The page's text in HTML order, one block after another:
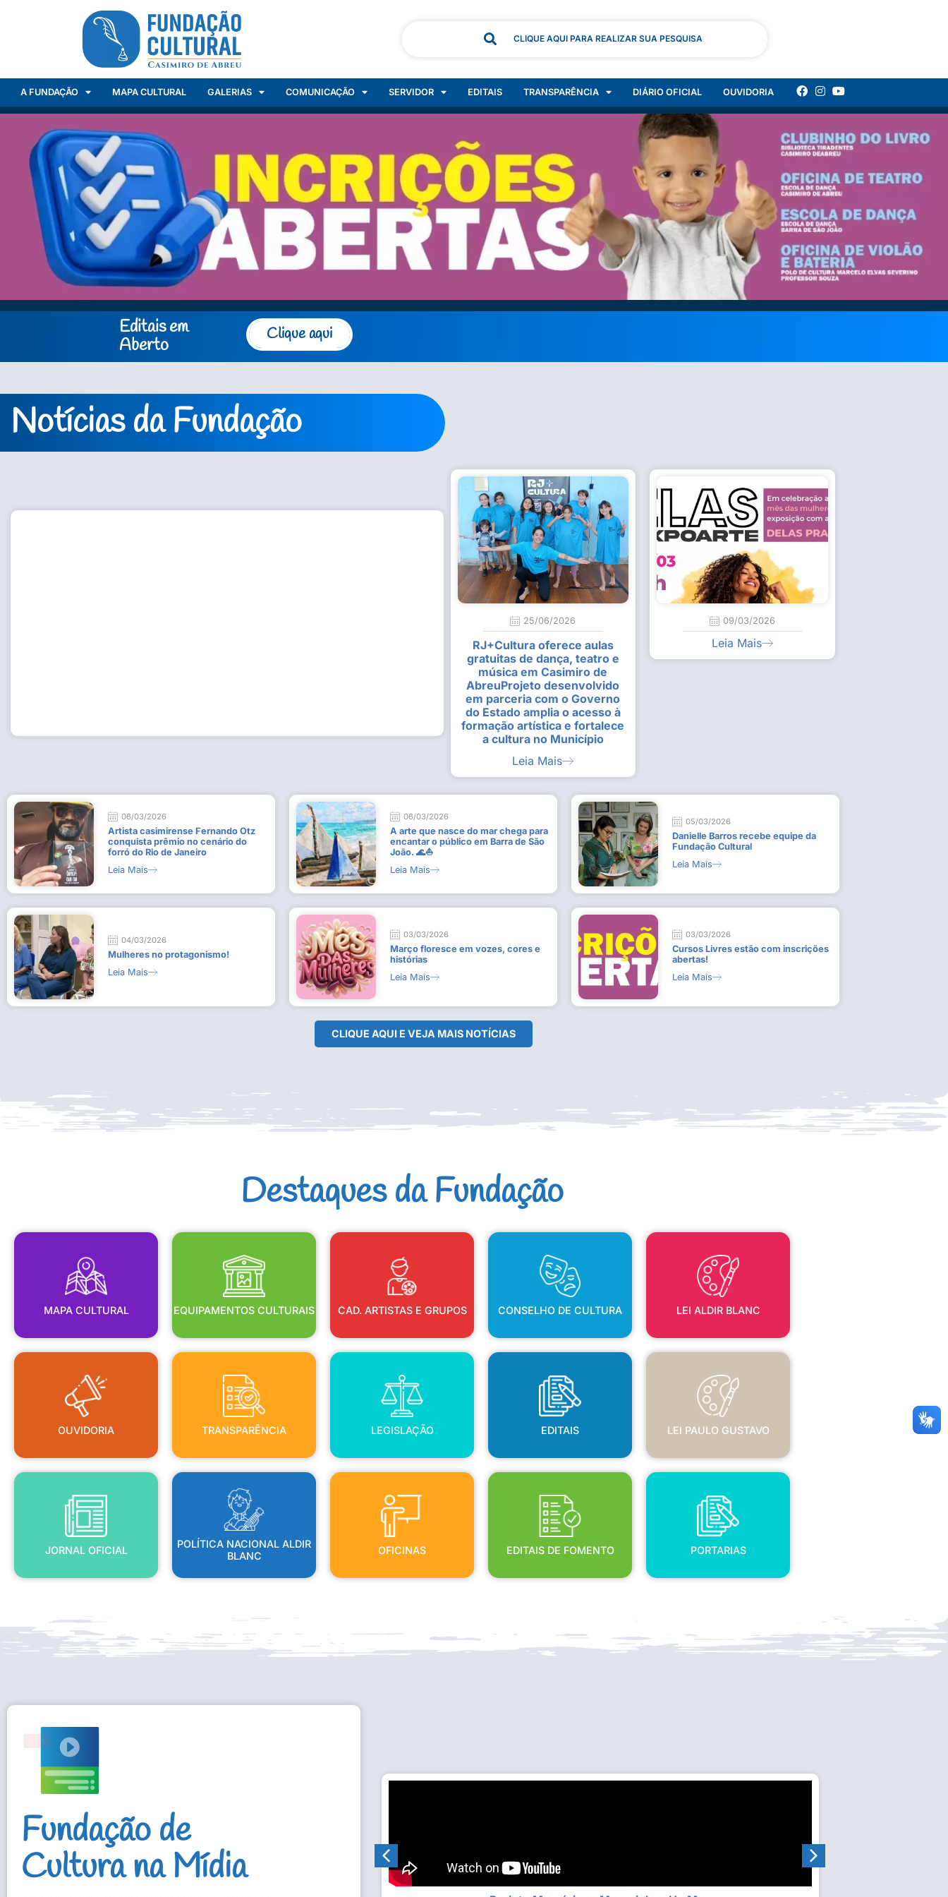
CLIQUE AQUI PARA REALIZAR SUA PESQUISA
A FUNDAÇÃO MAPA CULTURAL GALERIAS COMUNICAÇÃO SERVIDOR EDITAIS TRANSPARÊNCIA DIÁRIO OFICIAL OUVIDORIA
Editais em
Aberto
Clique aqui
Notícias da Fundação
Estudantes vivenciam experiência artística em visita guiada à exposição “Em
Busca do Divino”, em Rio Dourado
9 de julho de 2026
Leia Mais
25/06/2026
RJ+Cultura oferece aulas
gratuitas de dança, teatro e
música em Casimiro de
AbreuProjeto desenvolvido
em parceria com o Governo
do Estado amplia o acesso à
formação artística e fortalece
a cultura no Município
Leia Mais
09/03/2026
Leia Mais
06/03/2026
Artista casimirense Fernando Otz
conquista prêmio no cenário do
forró do Rio de Janeiro
Leia Mais
06/03/2026
A arte que nasce do mar chega para
encantar o público em Barra de São
João. 🌊⛵
Leia Mais
05/03/2026
Danielle Barros recebe equipe da
Fundação Cultural
Leia Mais
04/03/2026
Mulheres no protagonismo!
Leia Mais
03/03/2026
Março floresce em vozes, cores e
histórias
Leia Mais
03/03/2026
Cursos Livres estão com inscrições
abertas!
Leia Mais
CLIQUE AQUI E VEJA MAIS NOTÍCIAS
Destaques da Fundação
MAPA CULTURAL
MAPA CULTURAL
EQUIPAMENTOS CULTURAIS
EQUIPAMENTOS CULTURAIS
CAD. ARTISTAS E GRUPOS
CAD. ARTISTAS E GRUPOS
CONSELHO DE CULTURA
CONSELHO DE CULTURA
LEI ALDIR BLANC
LEI ALDIR BLANC
OUVIDORIA
OUVIDORIA
TRANSPARÊNCIA
TRANSPARÊNCIA
LEGISLAÇÃO
LEGISLAÇÃO
EDITAIS
EDITAIS
LEI PAULO GUSTAVO
LEI PAULO GUSTAVO
JORNAL OFICIAL
JORNAL OFICIAL
POLÍTICA NACIONAL ALDIR
BLANC
POLÍTICA NACIONAL ALDIR
BLANC
OFICINAS
OFICINAS
EDITAIS DE FOMENTO
EDITAIS DE FOMENTO
PORTARIAS
PORTARIAS
Fundação de
Cultura na Mídia